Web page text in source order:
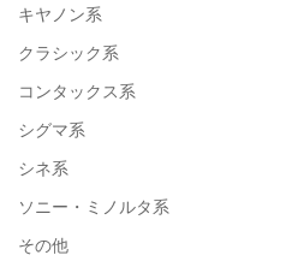
HASSELBLAD（ハッセルブラッド）
EPSON（エプソン）
ENNA München（エナ）
ELEFOTO（エレフォト）
ELECOM（エレコム）
￼EIZO（エイゾ）
edelkrone（エーデンクローン）
キヤノン系
クラシック系
コンタックス系
シグマ系
シネ系
ソニー・ミノルタ系
その他